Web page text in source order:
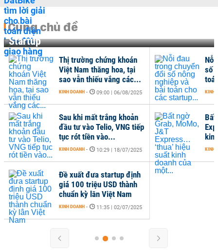
Cùng chủ đề
Startup
Thị trường chứng khoán
Việt Nam thăng hoa, tại
sao vẫn thiếu vắng các...
KINH DOANH - 09:00 | 06/08/2025
Sau khi mất trắng khoản
đầu tư vào Telio, VNG tiếp
tục rót tiền vào...
KINH DOANH - 10:29 | 18/07/2025
số
KINH
Bất
KINH
Đề xuất đưa startup định
giá 100 triệu USD thành
chuẩn kỳ lân Việt Nam
KINH DOANH - 11:35 | 02/07/2025